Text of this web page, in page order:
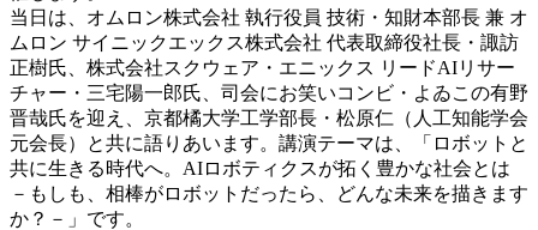
当日は、オムロン株式会社 執行役員 技術・知財本部長 兼 オ
ムロン サイニックエックス株式会社 代表取締役社長・諏訪
正樹氏、株式会社スクウェア・エニックス リードAIリサー
チャー・三宅陽一郎氏、司会にお笑いコンビ・よゐこの有野
晋哉氏を迎え、京都橘大学工学部長・松原仁（人工知能学会
元会長）と共に語りあいます。講演テーマは、「ロボットと
共に生きる時代へ。AIロボティクスが拓く豊かな社会とは
－もしも、相棒がロボットだったら、どんな未来を描きます
か？－」です。